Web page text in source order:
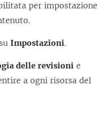
a
u
o
per impostazione
Impostazioni.
delle revisioni e
a ogni risorsa del